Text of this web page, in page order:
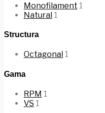
Monofilament 1
Natural 1
Structura
Octagonal 1
Gama
RPM 1
VS 1